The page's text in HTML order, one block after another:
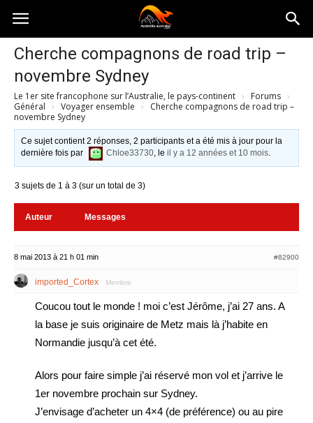
Australia-
australie.com
Cherche compagnons de road trip –
novembre Sydney
Le 1er site francophone sur l’Australie, le pays-continent › Forums ›
Général › Voyager ensemble ›
Cherche compagnons de road trip –
novembre Sydney
Ce sujet contient 2 réponses, 2 participants et a été mis à jour pour la
dernière fois par
Chloe33730, leil y a 12 années et 10 mois.
3 sujets de 1 à 3 (sur un total de 3)
Auteur Messages
8 mai 2013 à 21 h 01 min #82900
imported_Cortex Membre
Coucou tout le monde ! moi c’est Jérôme, j’ai 27 ans. A
la base je suis originaire de Metz mais là j’habite en
Normandie jusqu’à cet été.
Alors pour faire simple j’ai réservé mon vol et j’arrive le
1er novembre prochain sur Sydney.
J’envisage d’acheter un 4×4 (de préférence) ou au pire